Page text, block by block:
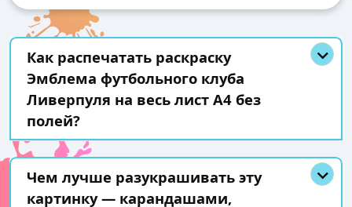
Как распечатать раскраску
Эмблема футбольного клуба
Ливерпуля на весь лист А4 без
полей?
Чем лучше разукрашивать эту
картинку — карандашами,